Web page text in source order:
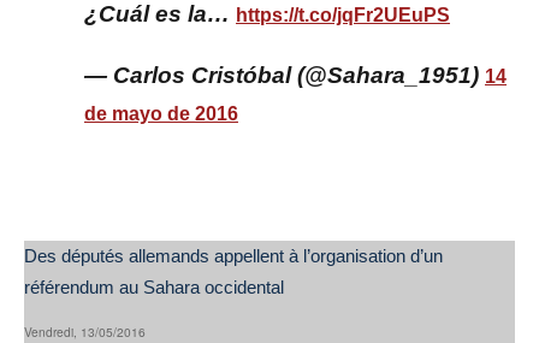
¿Cuál es la… https://t.co/jqFr2UEuPS
— Carlos Cristóbal (@Sahara_1951) 14
de mayo de 2016
Des députés allemands appellent à l’organisation d’un
référendum au Sahara occidental
Vendredi, 13/05/2016